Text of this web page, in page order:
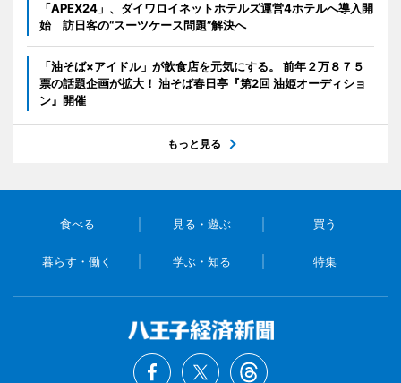
「APEX24」、ダイワロイネットホテルズ運営4ホテルへ導入開
始 訪日客の“スーツケース問題”解決へ
「油そば×アイドル」が飲食店を元気にする。 前年２万８７５
票の話題企画が拡大！ 油そば春日亭『第2回 油姫オーディショ
ン』開催
もっと見る
食べる 見る・遊ぶ 買う
暮らす・働く 学ぶ・知る 特集